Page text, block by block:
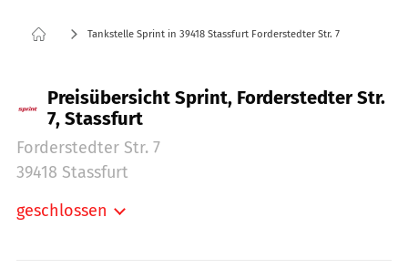
Tankstelle Sprint in 39418 Stassfurt Forderstedter Str. 7
Preisübersicht Sprint, Forderstedter Str.
7, Stassfurt
Forderstedter Str. 7
39418 Stassfurt
geschlossen